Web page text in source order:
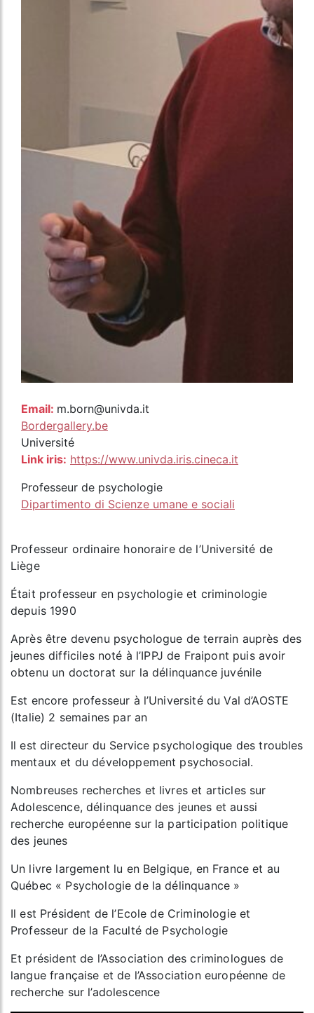
Email: m.born@univda.it
Bordergallery.be
Université
Link iris: https://www.univda.iris.cineca.it
Professeur de psychologie
Dipartimento di Scienze umane e sociali
Professeur ordinaire honoraire de l’Université de
Liège
Était professeur en psychologie et criminologie
depuis 1990
Après être devenu psychologue de terrain auprès des
jeunes difficiles noté à l’IPPJ de Fraipont puis avoir
obtenu un doctorat sur la délinquance juvénile
Est encore professeur à l’Université du Val d’AOSTE
(Italie) 2 semaines par an
Il est directeur du Service psychologique des troubles
mentaux et du développement psychosocial.
Nombreuses recherches et livres et articles sur
Adolescence, délinquance des jeunes et aussi
recherche européenne sur la participation politique
des jeunes
Un livre largement lu en Belgique, en France et au
Québec « Psychologie de la délinquance »
Il est Président de l’Ecole de Criminologie et
Professeur de la Faculté de Psychologie
Et président de l’Association des criminologues de
langue française et de l’Association européenne de
recherche sur l’adolescence